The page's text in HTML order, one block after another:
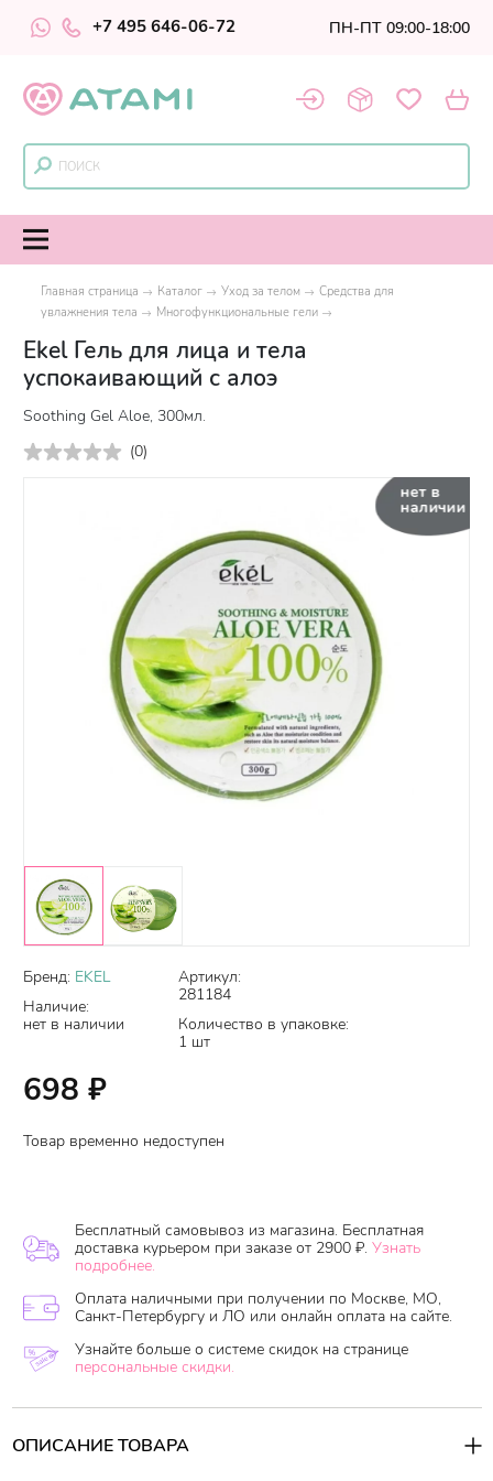
+7 495 646-06-72 ПН-ПТ 09:00-18:00
Главная страница Каталог Уход за телом
Средства для
увлажнения тела
Многофункциональные гели
Ekel Гель для лица и тела
успокаивающий с алоэ
Soothing Gel Aloe, 300мл.
(0)
нет в
наличии
Бренд: EKEL
Наличие:
нет в наличии
Артикул:
281184
Количество в упаковке:
1 шт
698 ₽
Товар временно недоступен
Бесплатный самовывоз из магазина. Бесплатная
доставка курьером при заказе от 2900 ₽. Узнать
подробнее.
Оплата наличными при получении по Москве, МО,
Санкт-Петербургу и ЛО или онлайн оплата на сайте.
Узнайте больше о системе скидок на странице
персональные скидки.
ОПИСАНИЕ ТОВАРА